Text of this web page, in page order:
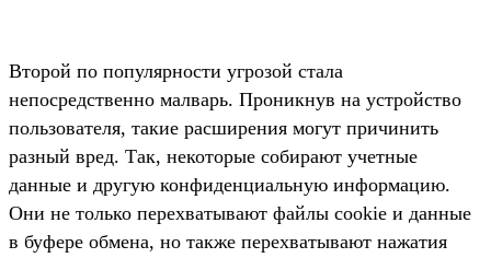
Второй по популярности угрозой стала
непосредственно малварь. Проникнув на устройство
пользователя, такие расширения могут причинить
разный вред. Так, некоторые собирают учетные
данные и другую конфиденциальную информацию.
Они не только перехватывают файлы cookie и данные
в буфере обмена, но также перехватывают нажатия